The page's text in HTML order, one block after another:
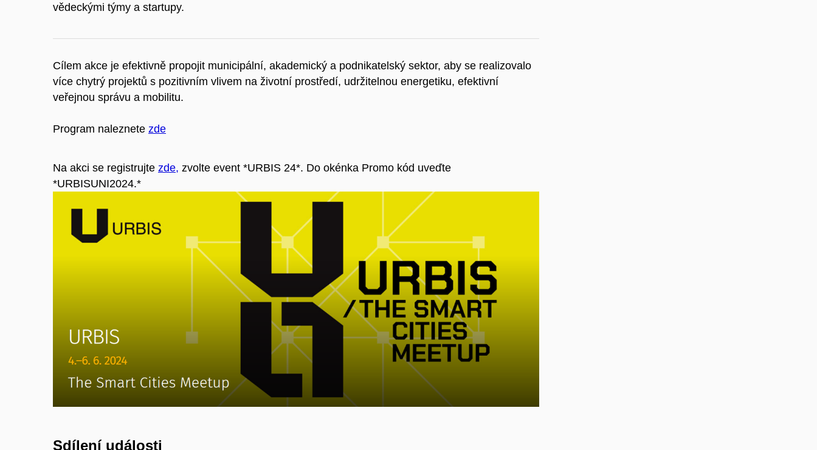
vědeckými týmy a startupy.
Cílem akce je efektivně propojit municipální, akademický a podnikatelský sektor, aby se realizovalo
více chytrý projektů s pozitivním vlivem na životní prostředí, udržitelnou energetiku, efektivní
veřejnou správu a mobilitu.
Program naleznete zde
Na akci se registrujte zde, zvolte event *URBIS 24*. Do okénka Promo kód uveďte
*URBISUNI2024.*
Sdílení události